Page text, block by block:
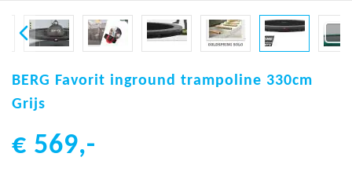
naar
het
van
BERG Favorit inground trampoline 330cm
Grijs
€ 569,-